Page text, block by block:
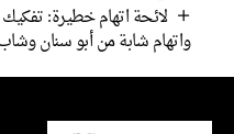
لائحة اتهام خطيرة: تفكيك
واتهام شابة من أبو سنان وشاب من